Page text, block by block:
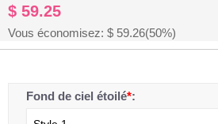
$ 59.25
Vous économisez: $ 59.26(50%)
Fond de ciel étoilé*: